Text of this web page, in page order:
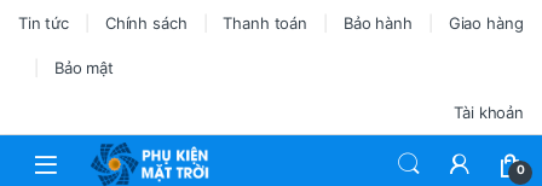
Tin tức Chính sách Thanh toán Bảo hành Giao hàng
Bảo mật
Tài khoản
0